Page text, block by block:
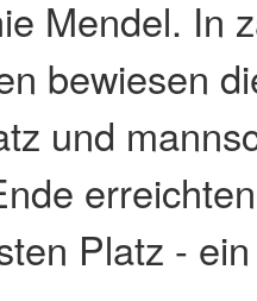
Mendel. In
bewiesen
und
Platz -